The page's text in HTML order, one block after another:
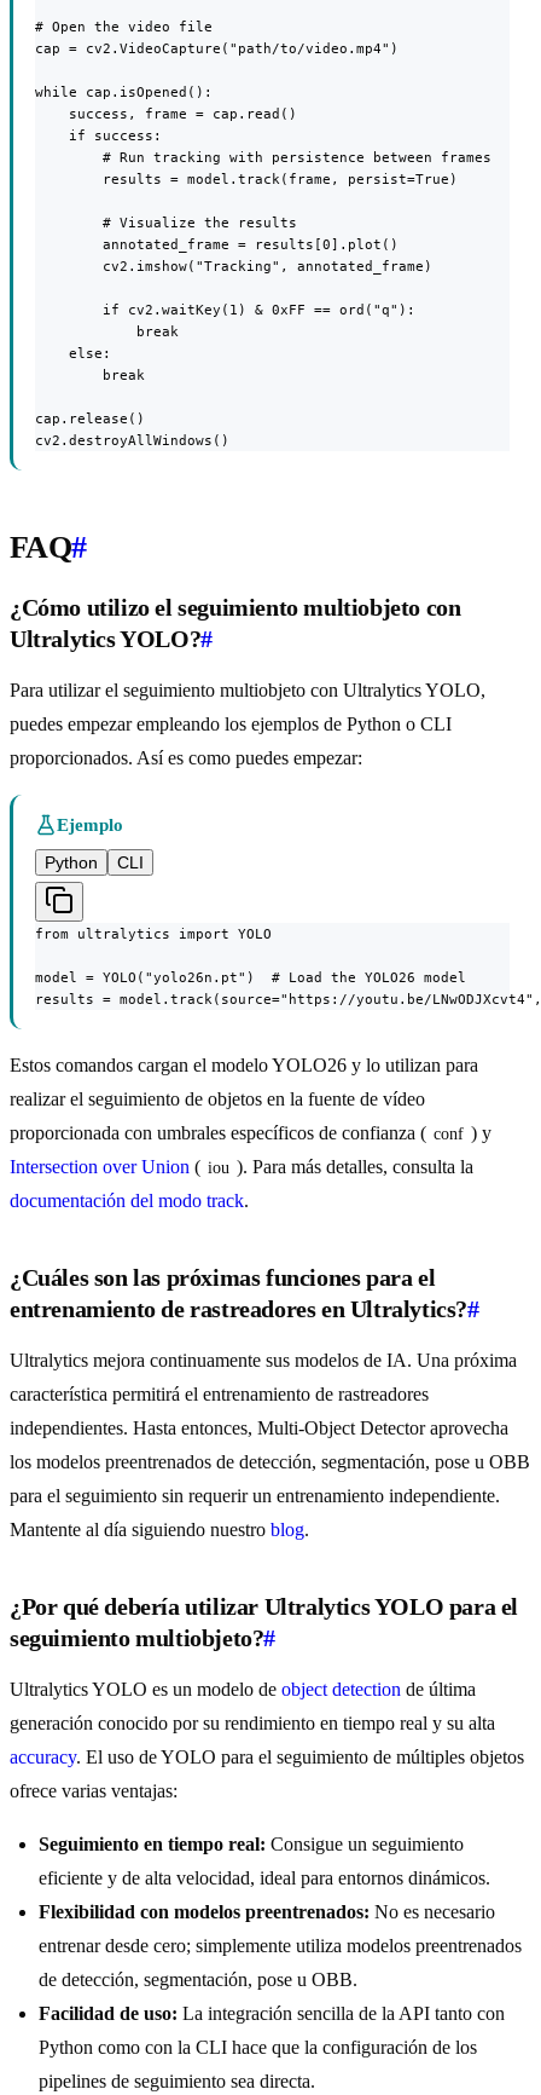
# Open the video file
cap = cv2.VideoCapture("path/to/video.mp4")
while cap.isOpened():
    success, frame = cap.read()
    if success:
        # Run tracking with persistence between frames
        results = model.track(frame, persist=True)
        # Visualize the results
        annotated_frame = results[0].plot()
        cv2.imshow("Tracking", annotated_frame)
        if cv2.waitKey(1) & 0xFF == ord("q"):
            break
    else:
        break
cap.release()
cv2.destroyAllWindows()
FAQ#
¿Cómo utilizo el seguimiento multiobjeto con
Ultralytics YOLO?#
Para utilizar el seguimiento multiobjeto con Ultralytics YOLO,
puedes empezar empleando los ejemplos de Python o CLI
proporcionados. Así es como puedes empezar:
Ejemplo
Python
CLI
from ultralytics import YOLO
model = YOLO("yolo26n.pt")  # Load the YOLO26 model
results = model.track(source="https://youtu.be/
Estos comandos cargan el modelo YOLO26 y lo utilizan para
realizar el seguimiento de objetos en la fuente de vídeo
proporcionada con umbrales específicos de confianza ( conf ) y
Intersection over Union ( iou ). Para más detalles, consulta la
documentación del modo track.
¿Cuáles son las próximas funciones para el
entrenamiento de rastreadores en Ultralytics?#
Ultralytics mejora continuamente sus modelos de IA. Una próxima
característica permitirá el entrenamiento de rastreadores
independientes. Hasta entonces, Multi-Object Detector aprovecha
los modelos preentrenados de detección, segmentación, pose u OBB
para el seguimiento sin requerir un entrenamiento independiente.
Mantente al día siguiendo nuestro blog.
¿Por qué debería utilizar Ultralytics YOLO para el
seguimiento multiobjeto?#
Ultralytics YOLO es un modelo de object detection de última
generación conocido por su rendimiento en tiempo real y su alta
accuracy. El uso de YOLO para el seguimiento de múltiples objetos
ofrece varias ventajas:
Seguimiento en tiempo real: Consigue un seguimiento
eficiente y de alta velocidad, ideal para entornos dinámicos.
Flexibilidad con modelos preentrenados: No es necesario
entrenar desde cero; simplemente utiliza modelos preentrenados
de detección, segmentación, pose u OBB.
Facilidad de uso: La integración sencilla de la API tanto con
Python como con la CLI hace que la configuración de los
pipelines de seguimiento sea directa.